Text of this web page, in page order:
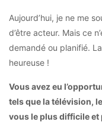
Aujourd’hui, je ne me
d’être acteur. Mais ce
demandé ou planifié.
heureuse !
Vous avez eu
tels que la télévision,
vous le plus difficile et